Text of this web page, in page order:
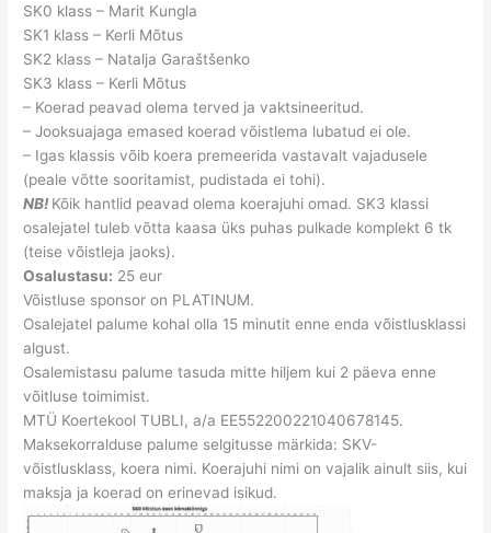
SK0 klass – Marit Kungla
SK1 klass – Kerli Mõtus
SK2 klass – Natalja Garaštšenko
SK3 klass – Kerli Mõtus
– Koerad peavad olema terved ja vaktsineeritud.
– Jooksuajaga emased koerad võistlema lubatud ei ole.
– Igas klassis võib koera premeerida vastavalt vajadusele
(peale võtte sooritamist, pudistada ei tohi).
NB! Kõik hantlid peavad olema koerajuhi omad. SK3 klassi
osalejatel tuleb võtta kaasa üks puhas pulkade komplekt 6 tk
(teise võistleja jaoks).
Osalustasu: 25 eur
Võistluse sponsor on PLATINUM.
Osalejatel palume kohal olla 15 minutit enne enda võistlusklassi
algust.
Osalemistasu palume tasuda mitte hiljem kui 2 päeva enne
võitluse toimimist.
MTÜ Koertekool TUBLI, a/a EE552200221040678145.
Maksekorralduse palume selgitusse märkida: SKV-
võistlusklass, koera nimi. Koerajuhi nimi on vajalik ainult siis, kui
maksja ja koerad on erinevad isikud.